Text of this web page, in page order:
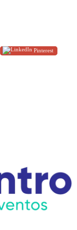
Pinterest